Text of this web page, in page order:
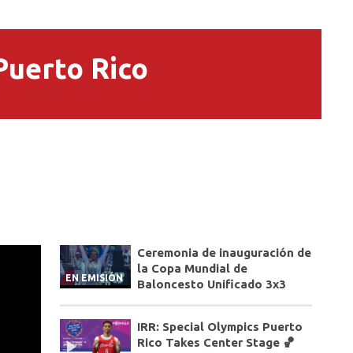
Rico
EN EMISIÓN
Ceremonia de inauguración de
la Copa Mundial de
Baloncesto Unificado 3x3
IRR: Special Olympics Puerto
Rico Takes Center Stage 🏀